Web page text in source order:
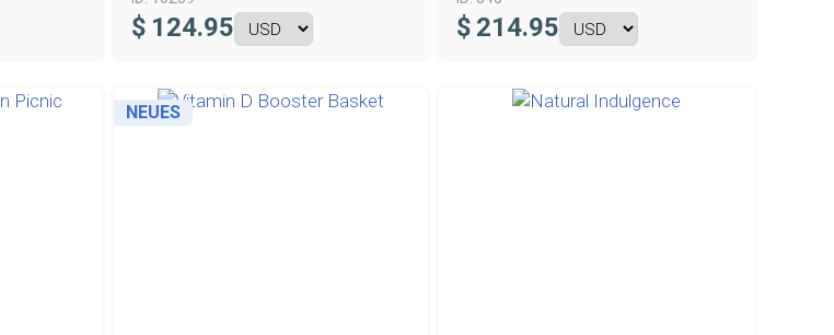
$ 124.95 $ 214.95
NEUES